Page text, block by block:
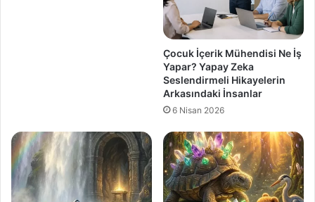
Çocuk İçerik Mühendisi Ne İş
Yapar? Yapay Zeka
Seslendirmeli Hikayelerin
Arkasındaki İnsanlar
6 Nisan 2026